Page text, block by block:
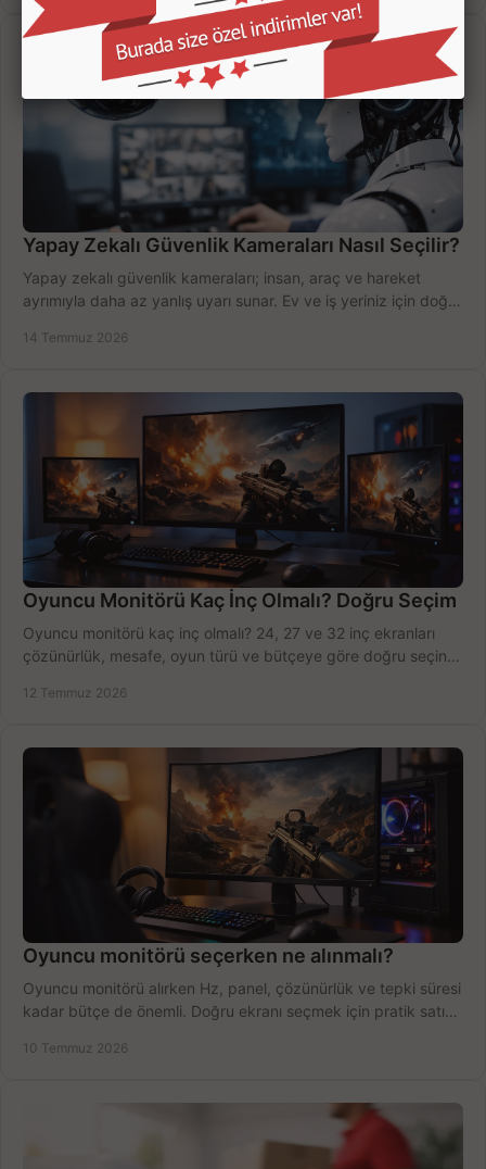
Yapay Zekalı Güvenlik Kameraları Nasıl Seçilir?
Yapay zekalı güvenlik kameraları; insan, araç ve hareket
ayrımıyla daha az yanlış uyarı sunar. Ev ve iş yeriniz için doğru
14 Temmuz 2026
Oyuncu Monitörü Kaç İnç Olmalı? Doğru Seçim
Oyuncu monitörü kaç inç olmalı? 24, 27 ve 32 inç ekranları
çözünürlük, mesafe, oyun türü ve bütçeye göre doğru seçin,
12 Temmuz 2026
Oyuncu monitörü seçerken ne alınmalı?
Oyuncu monitörü alırken Hz, panel, çözünürlük ve tepki süresi
kadar bütçe de önemli. Doğru ekranı seçmek için pratik satın
10 Temmuz 2026